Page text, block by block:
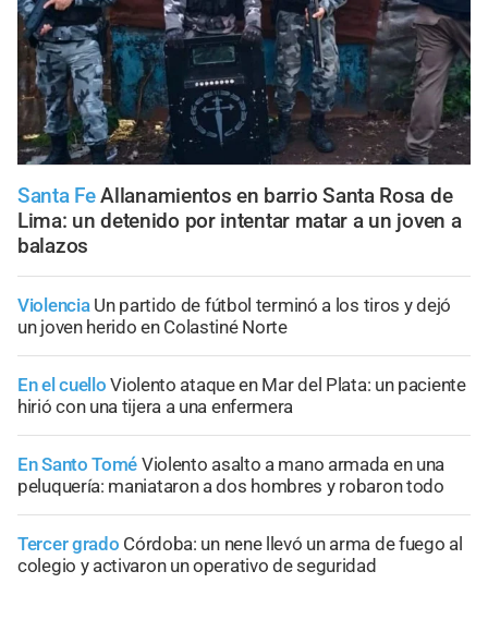
Santa Fe Allanamientos en barrio Santa Rosa de
Lima: un detenido por intentar matar a un joven a
balazos
Violencia Un partido de fútbol terminó a los tiros y dejó
un joven herido en Colastiné Norte
En el cuello Violento ataque en Mar del Plata: un paciente
hirió con una tijera a una enfermera
En Santo Tomé Violento asalto a mano armada en una
peluquería: maniataron a dos hombres y robaron todo
Tercer grado Córdoba: un nene llevó un arma de fuego al
colegio y activaron un operativo de seguridad